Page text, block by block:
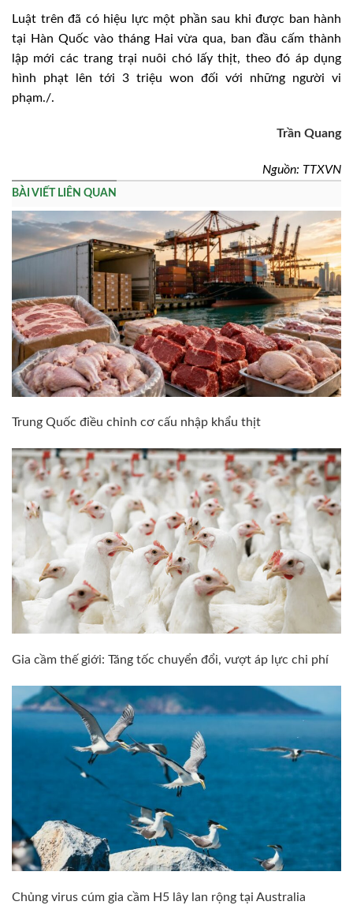
Luật trên đã có hiệu lực một phần sau khi được ban hành
tại Hàn Quốc vào tháng Hai vừa qua, ban đầu cấm thành
lập mới các trang trại nuôi chó lấy thịt, theo đó áp dụng
hình phạt lên tới 3 triệu won đối với những người vi
phạm./.
Trần Quang
Nguồn: TTXVN
BÀI VIẾT LIÊN QUAN
Trung Quốc điều chỉnh cơ cấu nhập khẩu thịt
Gia cầm thế giới: Tăng tốc chuyển đổi, vượt áp lực chi phí
Chủng virus cúm gia cầm H5 lây lan rộng tại Australia